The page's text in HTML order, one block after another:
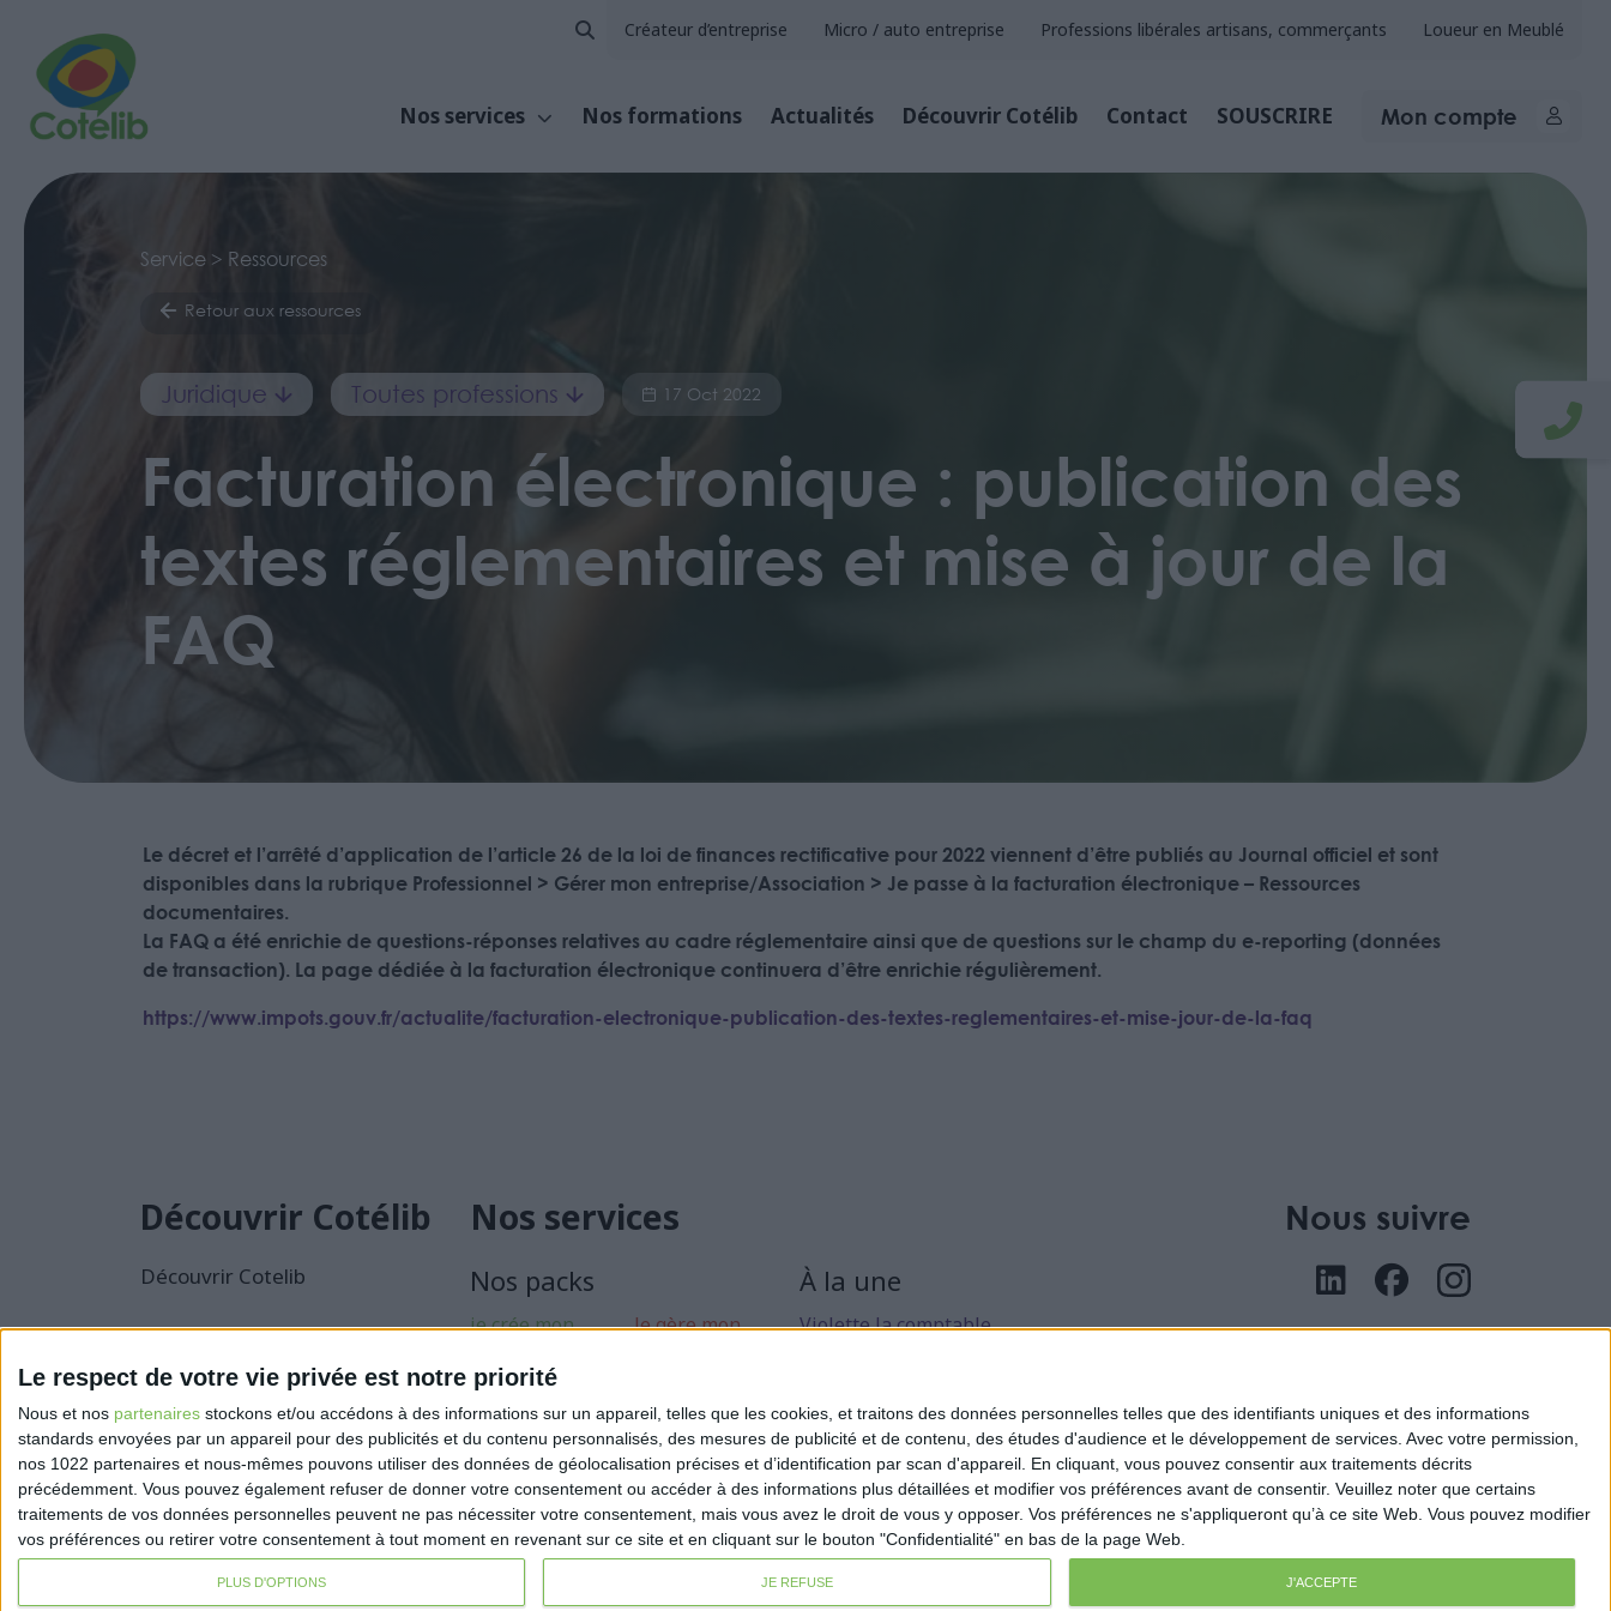
Le respect de votre vie privée est notre priorité
Nous et nos partenaires stockons et/ou accédons à des informations sur un appareil, telles que les cookies, et traitons des données personnelles telles que des identifiants uniques et des informations
standards envoyées par un appareil pour des publicités et du contenu personnalisés, des mesures de publicité et de contenu, des études d'audience et le développement de services. Avec votre permission,
nos 1022 partenaires et nous-mêmes pouvons utiliser des données de géolocalisation précises et d’identification par scan d'appareil. En cliquant, vous pouvez consentir aux traitements décrits
précédemment. Vous pouvez également refuser de donner votre consentement ou accéder à des informations plus détaillées et modifier vos préférences avant de consentir. Veuillez noter que certains
traitements de vos données personnelles peuvent ne pas nécessiter votre consentement, mais vous avez le droit de vous y opposer. Vos préférences ne s'appliqueront qu’à ce site Web. Vous pouvez modifier
vos préférences ou retirer votre consentement à tout moment en revenant sur ce site et en cliquant sur le bouton "Confidentialité" en bas de la page Web.
PLUS D'OPTIONS JE REFUSE J'ACCEPTE
Créateur d’entreprise Micro / auto entreprise Professions libérales artisans, commerçants Loueur en Meublé
Nos services Nos formations Actualités Découvrir Cotélib Contact SOUSCRIRE Mon compte
Service > Ressources
Retour aux ressources
Juridique Toutes professions 17 Oct 2022
Facturation électronique : publication des
textes réglementaires et mise à jour de la
FAQ
Le décret et l’arrêté d’application de l’article 26 de la loi de finances rectificative pour 2022 viennent d’être publiés au Journal officiel et sont
disponibles dans la rubrique Professionnel > Gérer mon entreprise/Association > Je passe à la facturation électronique – Ressources
documentaires.
La FAQ a été enrichie de questions-réponses relatives au cadre réglementaire ainsi que de questions sur le champ du e-reporting (données
de transaction). La page dédiée à la facturation électronique continuera d’être enrichie régulièrement.
https://www.impots.gouv.fr/actualite/facturation-electronique-publication-des-textes-reglementaires-et-mise-jour-de-la-faq
Découvrir Cotélib
Découvrir Cotelib
Nos services
Nos packs
je crée mon
Je gère mon
Je sécurise mon
activité
À la une
Violette la comptable
Loueur en Meublé
Côté Retraite
Location de bureaux
Examen de Conformité Fiscale
Nous suivre
Mentions légales Politique de confidentialité Condition générales de ventes Fait avec ❤️ parVerywell Digital